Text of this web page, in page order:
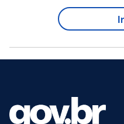
privado, para aprovação de
infraestrutura de
âmbito de suas